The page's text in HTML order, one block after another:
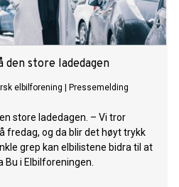
store ladedagen
elbilforening Pressemelding
store ladedagen. – Vi tror
fredag, og da blir det høyt trykk
grep kan elbilistene bidra til at
Bu i Elbilforeningen.